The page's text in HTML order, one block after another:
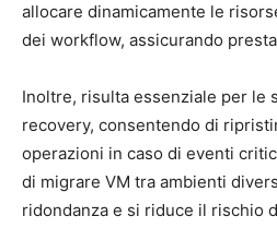
allocare dinamicamente le
dei workflow, assicurando
Inoltre, risulta essenziale per le
recovery, consentendo di
operazioni in caso di eventi
di migrare VM tra ambienti
ridondanza e si riduce il rischio